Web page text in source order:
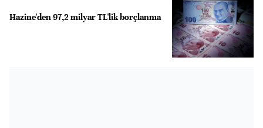
Hazine'den 97,2 milyar TL'lik borçlanma